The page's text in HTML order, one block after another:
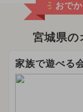
おで
宮城県
家族で遊べる